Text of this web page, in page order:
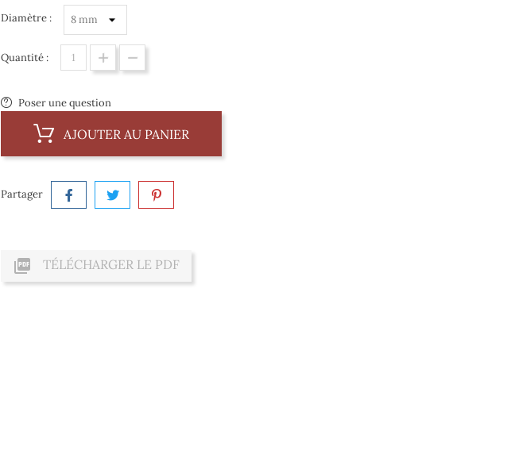
Diamètre :
Quantité :
Poser une question
AJOUTER AU PANIER
Partager
 TÉLÉCHARGER LE PDF